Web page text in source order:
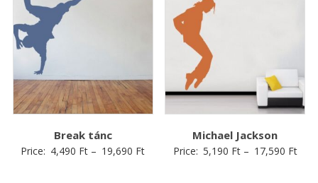
Break tánc
Price: 4,490 Ft – 19,690 Ft
Michael Jackson
Price: 5,190 Ft– 17,590 Ft